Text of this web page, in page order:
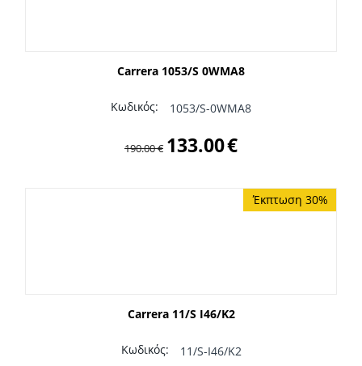
Carrera 1053/S 0WMA8
Κωδικός: 1053/S-0WMA8
190.00€ 133.00€
Έκπτωση 30%
Carrera 11/S I46/K2
Κωδικός: 11/S-I46/K2